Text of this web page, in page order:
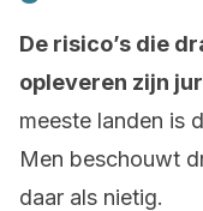
De risico’s die
opleveren zijn
meeste landen is
Men beschouwt
daar als nietig.